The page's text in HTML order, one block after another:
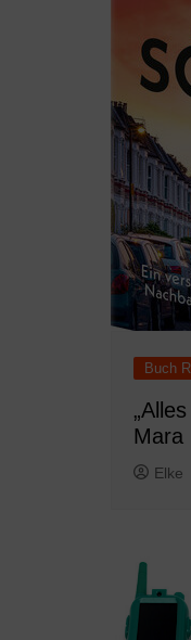
Buch
Mara
Elke